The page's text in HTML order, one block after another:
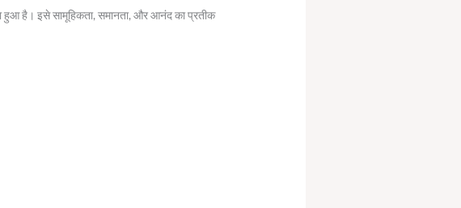
हुआ है। इसे सामूहिकता, समानता, और आनंद का प्रतीक